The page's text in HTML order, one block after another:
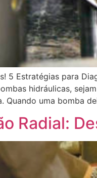
5 Estratégias para
hidráulicas,
Quando uma bomba
Radial: